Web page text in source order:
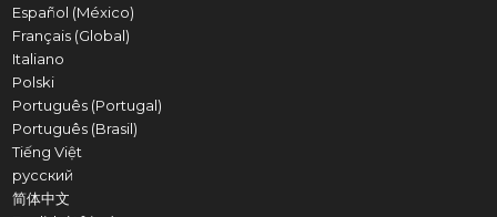
Español (México)
Français (Global)
Italiano
Polski
Português (Portugal)
Português (Brasil)
Tiếng Việt
русский
简体中文